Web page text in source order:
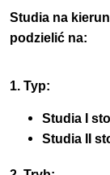
Studia na
podzielić na:
1. Typ:
Studia I
Studia II